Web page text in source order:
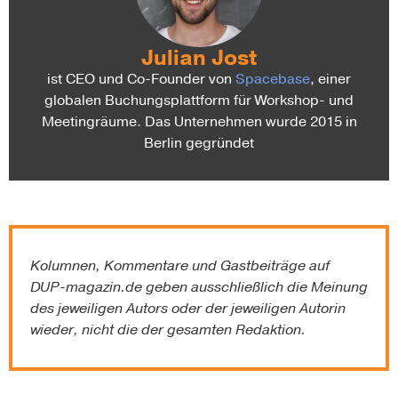
Julian Jost
ist CEO und Co-Founder von Spacebase, einer
globalen Buchungsplattform für Workshop- und
Meetingräume. Das Unternehmen wurde 2015 in
Berlin gegründet
Kolumnen, Kommentare und Gastbeiträge auf
DUP-magazin.degeben ausschließlich die Meinung
des jeweiligen Autors oder der jeweiligen Autorin
wieder, nicht die der gesamten Redaktion.